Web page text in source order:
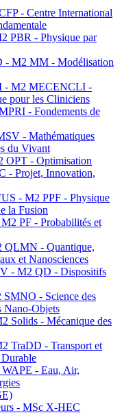
- Centre International
PBR - Physique par
M2 MM - Modélisation
- M2 MECENCLI -
pour les Cliniciens
- Fondements de
- Mathématiques
du Vivant
- Optimisation
- Projet, Innovation,
- M2 PPF - Physique
la Fusion
PF - Probabilités et
- Quantique,
et Nanosciences
- M2 QD - Dispositifs
- Science des
Nano-Objets
Solids - Mécanique des
TraDD - Transport et
- Eau, Air,
- MSc X-HEC